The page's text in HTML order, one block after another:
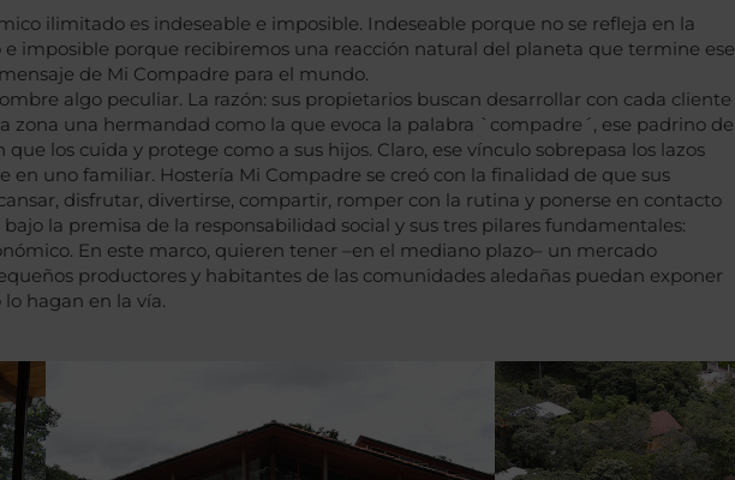
ilimitado es indeseable e imposible. Indeseable porque no se refleja en la
imposible porque recibiremos una reacción natural del planeta que termine ese
de Mi Compadre para el mundo.
algo peculiar. La razón: sus propietarios buscan desarrollar con cada cliente
zona una hermandad como la que evoca la palabra `compadre´, ese padrino de
que los cuida y protege como a sus hijos. Claro, ese vínculo sobrepasa los lazos
en uno familiar. Hostería Mi Compadre se creó con la finalidad de que sus
disfrutar, divertirse, compartir, romper con la rutina y ponerse en contacto
la premisa de la responsabilidad social y sus tres pilares fundamentales:
En este marco, quieren tener –en el mediano plazo– un mercado
productores y habitantes de las comunidades aledañas puedan exponer
hagan en la vía.